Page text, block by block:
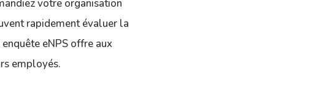
votre organisation
rapidement évaluer la
eNPS offre aux
employés.